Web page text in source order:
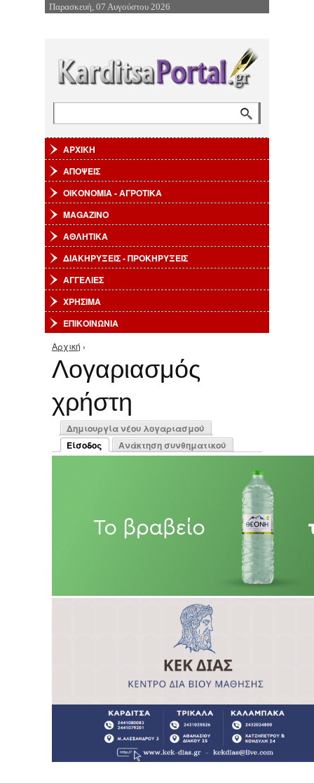
Επιστροφή στην Πλοήγηση
Παρασκευή, 07 Αυγούστου 2026
ΑΡΧΙΚΗ
ΑΠΟΨΕΙΣ
ΟΙΚΟΝΟΜΙΑ - ΑΓΡΟΤΙΚΑ
MAGAZINO
ΑΘΛΗΤΙΚΑ
ΔΙΑΚΗΡΥΞΕΙΣ - ΠΡΟΚΗΡΥΞΕΙΣ
ΑΓΓΕΛΙΕΣ
ΧΡΗΣΙΜΑ
ΕΠΙΚΟΙΝΩΝΙΑ
Είστε εδώ
Αρχική ›
Λογαριασμός
χρήστη
Πρωτεύουσες καρτέλες
Δημιουργία νέου λογαριασμού
Είσοδος
(ενεργή καρτέλα)
Ανάκτηση συνθηματικού